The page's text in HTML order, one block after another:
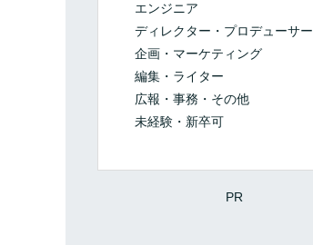
エンジニア
ディレクター・プロデューサー
企画・マーケティング
編集・ライター
広報・事務・その他
未経験・新卒可
PR